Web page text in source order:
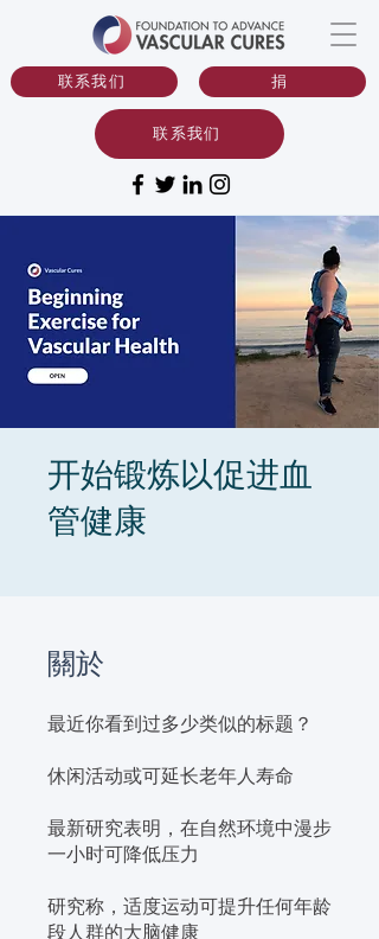
捐
联系我们
联系我们
开始锻炼以促进血
管健康
關於
最近你看到过多少类似的标题？
休闲活动或可延长老年人寿命
最新研究表明，在自然环境中漫步
一小时可降低压力
研究称，适度运动可提升任何年龄
段人群的大脑健康